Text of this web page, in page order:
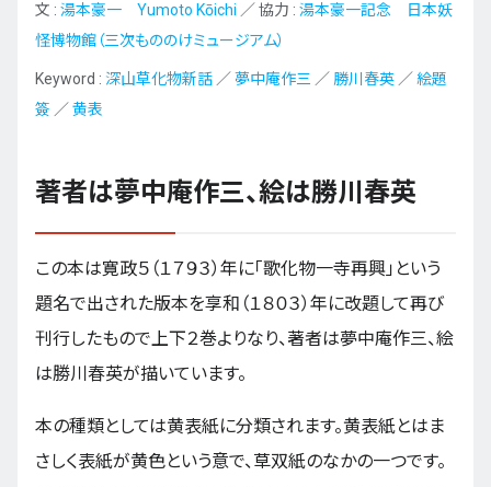
文 : 湯本豪一 Yumoto Kōichi ／ 協力 : 湯本豪一記念 日本妖
怪博物館（三次もののけミュージアム）
Keyword : 深山草化物新話 ／ 夢中庵作三 ／ 勝川春英 ／ 絵題
簽 ／ 黄表
著者は夢中庵作三、絵は勝川春英
この本は寛政５（１７９３）年に「歌化物一寺再興」という
題名で出された版本を享和（１８０３）年に改題して再び
刊行したもので上下２巻よりなり、著者は夢中庵作三、絵
は勝川春英が描いています。
本の種類としては黄表紙に分類されます。黄表紙とはま
さしく表紙が黄色という意で、草双紙のなかの一つです。